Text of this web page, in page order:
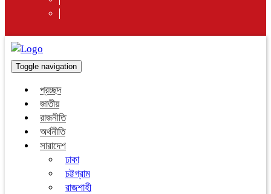
Toggle navigation
প্রচ্ছদ
জাতীয়
রাজনীতি
অর্থনীতি
সারাদেশ
ঢাকা
চট্টগ্রাম
রাজশাহী